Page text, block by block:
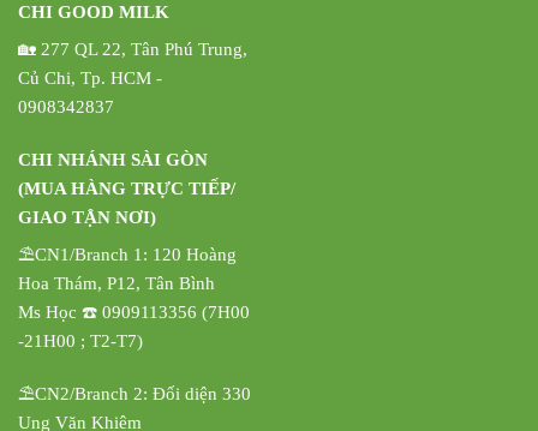
CHI GOOD MILK
🏡 277 QL 22, Tân Phú Trung,
Củ Chi, Tp. HCM -
0908342837
CHI NHÁNH SÀI GÒN
(MUA HÀNG TRỰC TIẾP/
GIAO TẬN NƠI)
⛱️CN1/Branch 1: 120 Hoàng
Hoa Thám, P12, Tân Bình
Ms Học ☎️ 0909113356 (7H00
-21H00 ; T2-T7)
⛱️CN2/Branch 2: Đối diện 330
Ung Văn Khiêm